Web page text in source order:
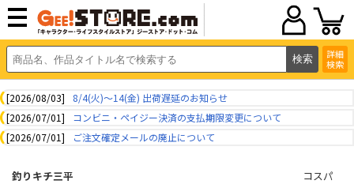
詳細
検索
[2026/08/03]
8/4(火)～14(金) 出荷遅延のお知らせ
[2026/07/01]
コンビニ・ペイジー決済の支払期限変更について
[2026/07/01]
ご注文確定メールの廃止について
釣りキチ三平 コスパ